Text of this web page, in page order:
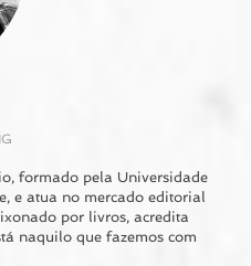
formado pela Universidade
e atua no mercado editorial
por livros, acredita
naquilo que fazemos com